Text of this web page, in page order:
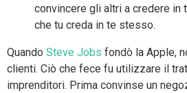
convincere gli altri a credere in
che tu creda in te stesso.
Quando Steve Jobs fondò la Apple,
clienti. Ciò che fece fu utilizzare il
imprenditori. Prima convinse un